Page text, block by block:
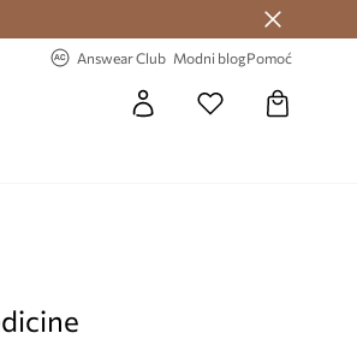
Answear Club Modni blogPomoć